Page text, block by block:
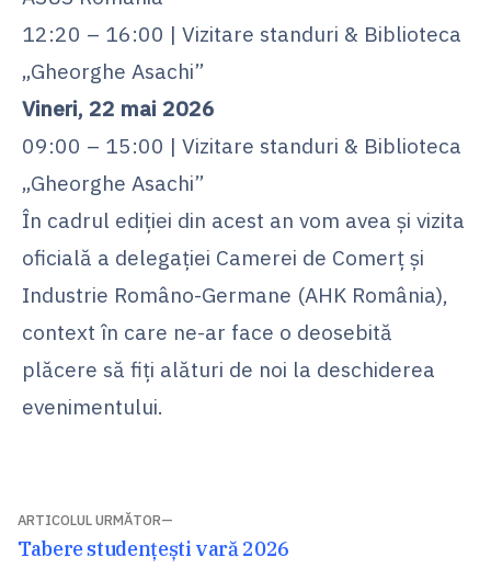
12:20 – 16:00 | Vizitare standuri & Biblioteca
„Gheorghe Asachi”
Vineri, 22 mai 2026
09:00 – 15:00 | Vizitare standuri & Biblioteca
„Gheorghe Asachi”
În cadrul ediției din acest an vom avea și vizita
oficială a delegației Camerei de Comerț și
Industrie Româno-Germane (AHK România),
context în care ne-ar face o deosebită
plăcere să fiți alături de noi la deschiderea
evenimentului.
Navigare
în
ARTICOLUL URMĂTOR
Articolul
Tabere studențești vară 2026